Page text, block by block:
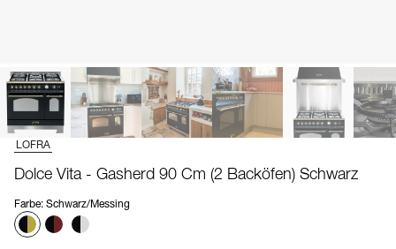
LOFRA
Dolce Vita - Gasherd 90 Cm (2 Backöfen) Schwarz
Farbe: Schwarz/Messing